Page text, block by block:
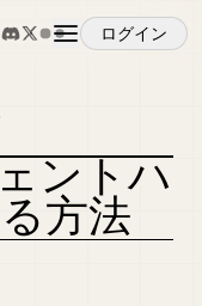
ログイン
カバーをリミックス
ントハ
方法